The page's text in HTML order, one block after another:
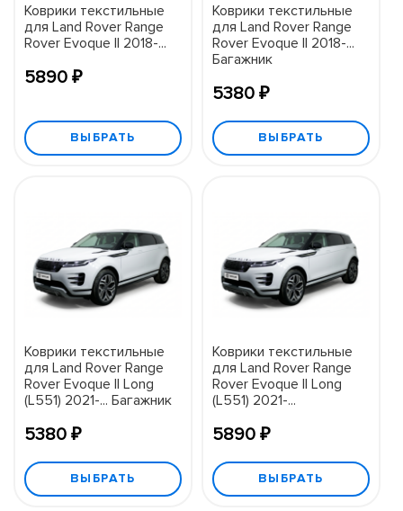
Коврики текстильные
для Land Rover Range
Rover Evoque II 2018-...
5890 ₽
ВЫБРАТЬ
Коврики текстильные
для Land Rover Range
Rover Evoque II 2018-...
Багажник
5380 ₽
ВЫБРАТЬ
Коврики текстильные
для Land Rover Range
Rover Evoque II Long
(L551) 2021-... Багажник
5380 ₽
ВЫБРАТЬ
Коврики текстильные
для Land Rover Range
Rover Evoque II Long
(L551) 2021-...
5890 ₽
ВЫБРАТЬ